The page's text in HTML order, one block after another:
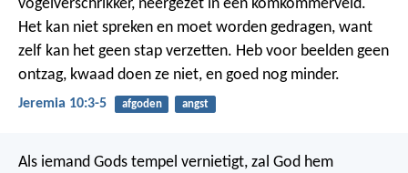
vogelverschrikker, neergezet in een komkommerveld.
Het kan niet spreken en moet worden gedragen, want
zelf kan het geen stap verzetten. Heb voor beelden geen
ontzag, kwaad doen ze niet, en goed nog minder.
Jeremia 10:3-5 afgoden angst
Als iemand Gods tempel vernietigt, zal God hem